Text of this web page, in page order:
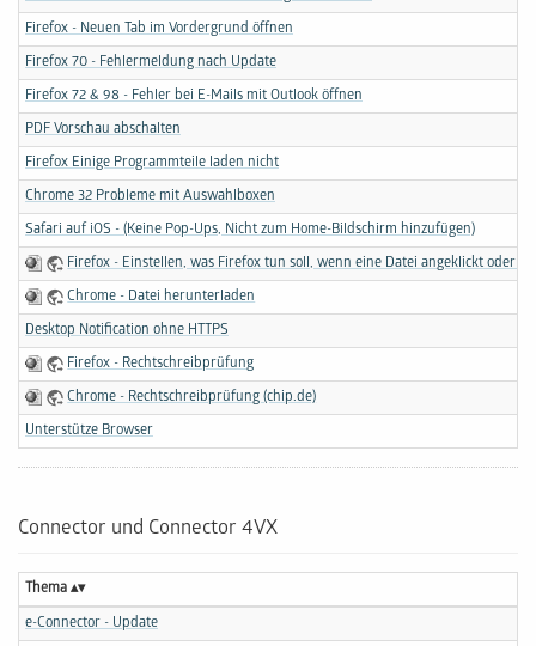
Firefox - Neuen Tab im Vordergrund öffnen
Firefox 70 - Fehlermeldung nach Update
Firefox 72 & 98 - Fehler bei E-Mails mit Outlook öffnen
PDF Vorschau abschalten
Firefox Einige Programmteile laden nicht
Chrome 32 Probleme mit Auswahlboxen
Safari auf iOS - (Keine Pop-Ups, Nicht zum Home-Bildschirm hinzufügen)
Firefox - Einstellen, was Firefox tun soll, wenn eine Datei angeklickt oder
Chrome - Datei herunterladen
Desktop Notification ohne HTTPS
Firefox - Rechtschreibprüfung
Chrome - Rechtschreibprüfung (chip.de)
Unterstütze Browser
Connector und Connector 4VX
Thema
e-Connector - Update